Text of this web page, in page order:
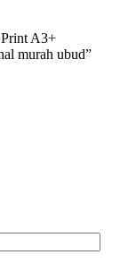
A3+
murah ubud”